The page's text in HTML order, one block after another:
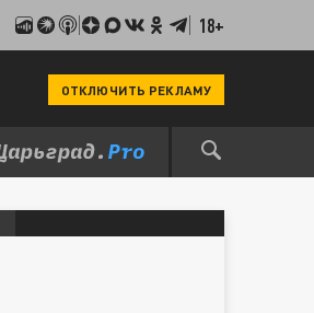
18+
ОТКЛЮЧИТЬ РЕКЛАМУ